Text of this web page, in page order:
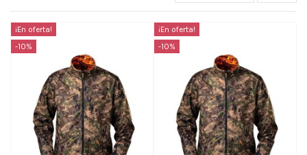
¡En oferta!
-10%
¡En oferta!
-10%